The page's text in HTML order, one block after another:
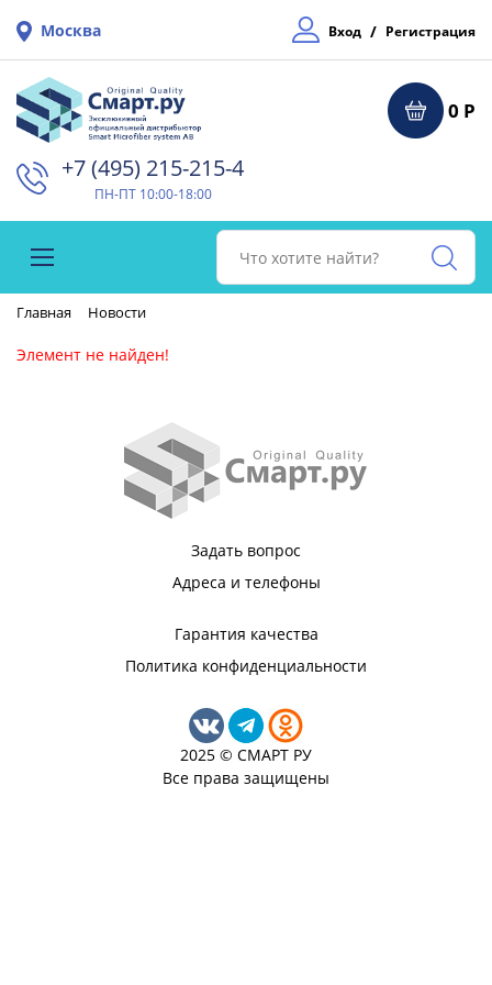
Москва Вход / Регистрация
0 Р
+7 (495) 215-215-4⁠
ПН-ПТ 10:00-18:00
Главная Новости
Элемент не найден!
Задать вопрос
Адреса и телефоны
Гарантия качества
Политика конфиденциальности
2025 © СМАРТ РУ
Все права защищены